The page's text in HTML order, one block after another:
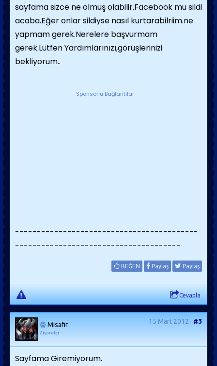
sayfama sizce ne olmuş olabilir.Facebook mu sildi
acaba.Eğer onlar sildiyse nasıl kurtarabilriim.ne
yapmam gerek.Nerelere başvurmam
gerek.Lütfen Yardımlarınızı,görüşlerinizi
bekliyorum..
Sponsorlu Bağlantılar
------------------------------------------
--------------------------------------
BEĞEN Paylaş Paylaş
Cevapla
Misafir
Ziyaretçi
15 Mart 2012 #3
Sayfama Giremiyorum.